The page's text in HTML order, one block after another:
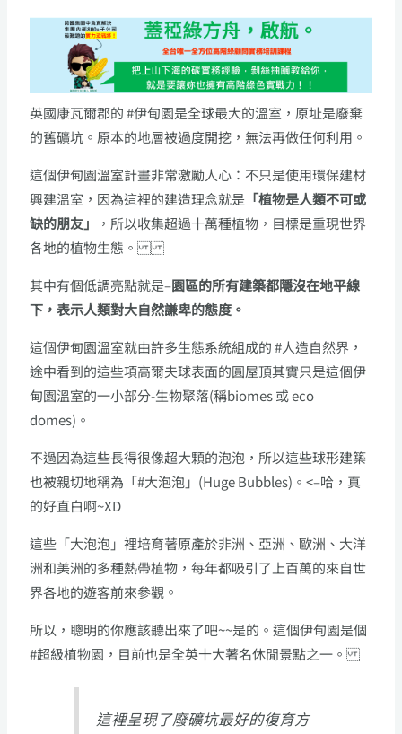
英國康瓦爾郡的 #伊甸園是全球最大的溫室，原址是廢棄
的舊礦坑。原本的地層被過度開挖，無法再做任何利用。
這個伊甸園溫室計畫非常激勵人心：不只是使用環保建材
興建溫室，因為這裡的建造理念就是 「植物是人類不可或
缺的朋友」
，所以收集超過十萬種植物，目標是重現世界
各地的植物生態。
其中有個低調亮點就是–園區的所有建築都隱沒在地平線
下，表示人類對大自然謙卑的態度。
這個伊甸園溫室就由許多生態系統組成的 #人造自然界，
途中看到的這些項高爾夫球表面的圓屋頂其實只是這個伊
甸園溫室的一小部分-生物聚落(稱biomes 或 eco
domes)。
不過因為這些長得很像超大顆的泡泡，所以這些球形建築
也被親切地稱為「#大泡泡」(Huge Bubbles)。<–哈，真
的好直白啊~XD
這些「大泡泡」裡培育著原產於非洲、亞洲、歐洲、大洋
洲和美洲的多種熱帶植物，每年都吸引了上百萬的來自世
界各地的遊客前來參觀。
所以，聰明的你應該聽出來了吧~~是的。這個伊甸園是個
#超級植物園，目前也是全英十大著名休閒景點之一。
這裡呈現了廢礦坑最好的復育方